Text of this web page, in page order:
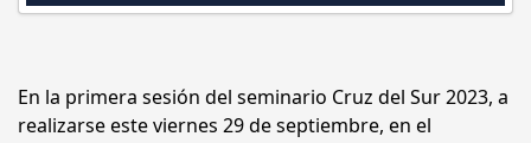
En la primera sesión del seminario Cruz del Sur 2023, a
realizarse este viernes 29 de septiembre, en el